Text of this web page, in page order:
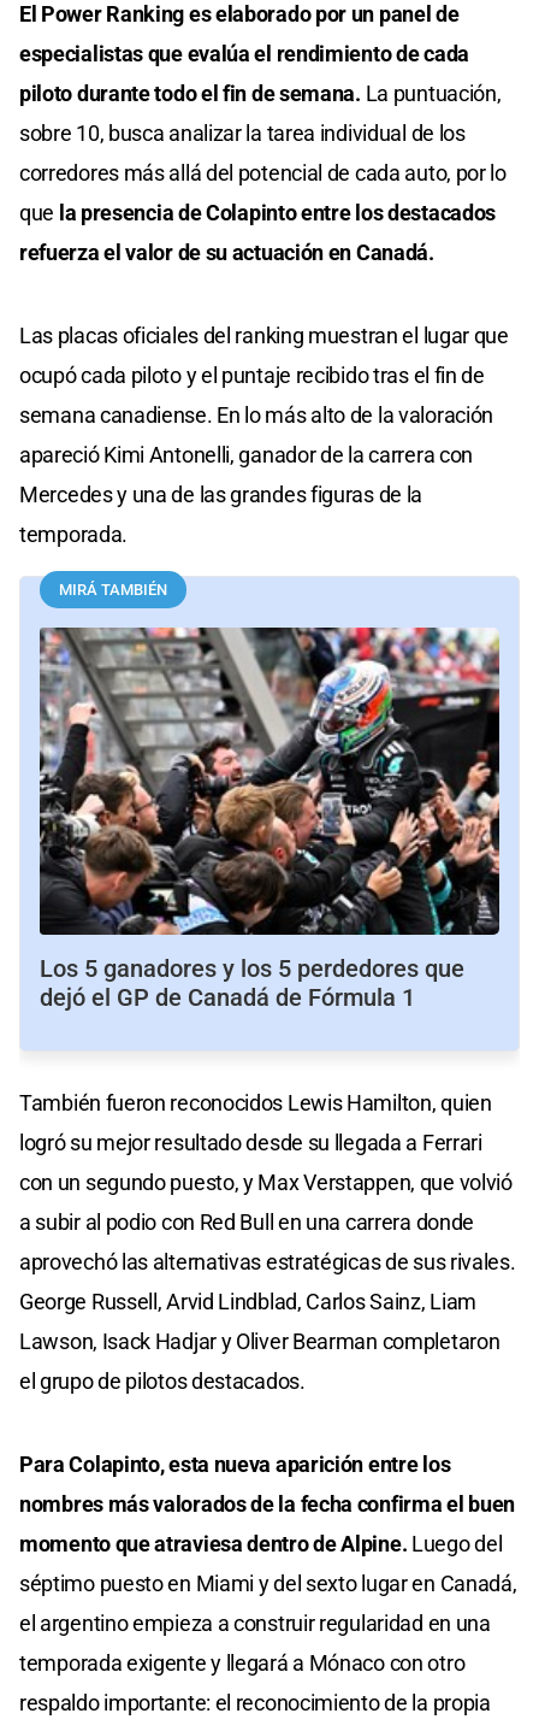
El Power Ranking es elaborado por un panel de
especialistas que evalúa el rendimiento de cada
piloto durante todo el fin de semana. La puntuación,
sobre 10, busca analizar la tarea individual de los
corredores más allá del potencial de cada auto, por lo
que la presencia de Colapinto entre los destacados
refuerza el valor de su actuación en Canadá.
Las placas oficiales del ranking muestran el lugar que
ocupó cada piloto y el puntaje recibido tras el fin de
semana canadiense. En lo más alto de la valoración
apareció Kimi Antonelli, ganador de la carrera con
Mercedes y una de las grandes figuras de la
temporada.
MIRÁ TAMBIÉN
Los 5 ganadores y los 5 perdedores que
dejó el GP de Canadá de Fórmula 1
También fueron reconocidos Lewis Hamilton, quien
logró su mejor resultado desde su llegada a Ferrari
con un segundo puesto, y Max Verstappen, que volvió
a subir al podio con Red Bull en una carrera donde
aprovechó las alternativas estratégicas de sus rivales.
George Russell, Arvid Lindblad, Carlos Sainz, Liam
Lawson, Isack Hadjar y Oliver Bearman completaron
el grupo de pilotos destacados.
Para Colapinto, esta nueva aparición entre los
nombres más valorados de la fecha confirma el buen
momento que atraviesa dentro de Alpine. Luego del
séptimo puesto en Miami y del sexto lugar en Canadá,
el argentino empieza a construir regularidad en una
temporada exigente y llegará a Mónaco con otro
respaldo importante: el reconocimiento de la propia